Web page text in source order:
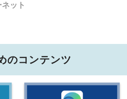
ット
のコンテンツ